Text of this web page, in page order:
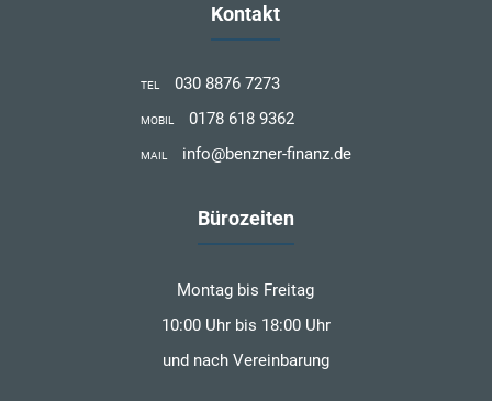
Kontakt
TEL 030 8876 7273
MOBIL 0178 618 9362
MAIL info@benzner-finanz.de
Bürozeiten
Montag bis Freitag
10:00 Uhr bis 18:00 Uhr
und nach Vereinbarung